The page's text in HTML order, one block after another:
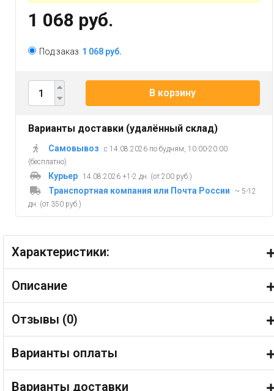
1 068 руб.
Под заказ 1 068 руб.
В корзину
Варианты доставки (удалённый склад)
Самовывоз
с 14.08.2026 по будням, 10:00-20:00
(бесплатно)
Курьер 14.08.2026 +1-2 дн. (от 200 руб.)
Транспортная компания или Почта России
~ 5-12
дн. (от 350 руб.)
Характеристики:
Описание
Отзывы (0)
Варианты оплаты
Варианты доставки